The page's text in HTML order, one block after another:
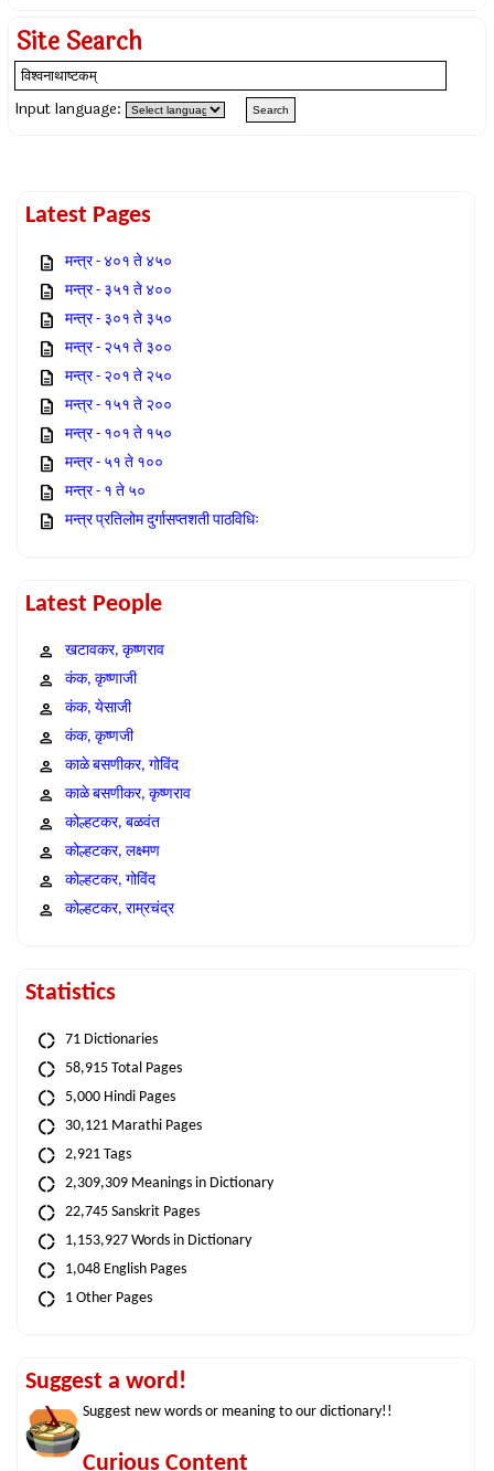
Site Search
Input language:
Latest Pages
मन्त्र - ४०१ ते ४५०
मन्त्र - ३५१ ते ४००
मन्त्र - ३०१ ते ३५०
मन्त्र - २५१ ते ३००
मन्त्र - २०१ ते २५०
मन्त्र - १५१ ते २००
मन्त्र - १०१ ते १५०
मन्त्र - ५१ ते १००
मन्त्र - १ ते ५०
मन्त्र प्रतिलोम दुर्गासप्तशती पाठविधिः
Latest People
खटावकर, कृष्णराव
कंक, कृष्णाजी
कंक, येसाजी
कंक, कृष्णजी
काळे बसणीकर, गोविंद
काळे बसणीकर, कृष्णराव
कोल्हटकर, बळवंत
कोल्हटकर, लक्ष्मण
कोल्हटकर, गोविंद
कोल्हटकर, राम्रचंद्र
Statistics
71 Dictionaries
58,915 Total Pages
5,000 Hindi Pages
30,121 Marathi Pages
2,921 Tags
2,309,309 Meanings in Dictionary
22,745 Sanskrit Pages
1,153,927 Words in Dictionary
1,048 English Pages
1 Other Pages
Suggest a word!
Suggest new words or meaning to our dictionary!!
Curious Content